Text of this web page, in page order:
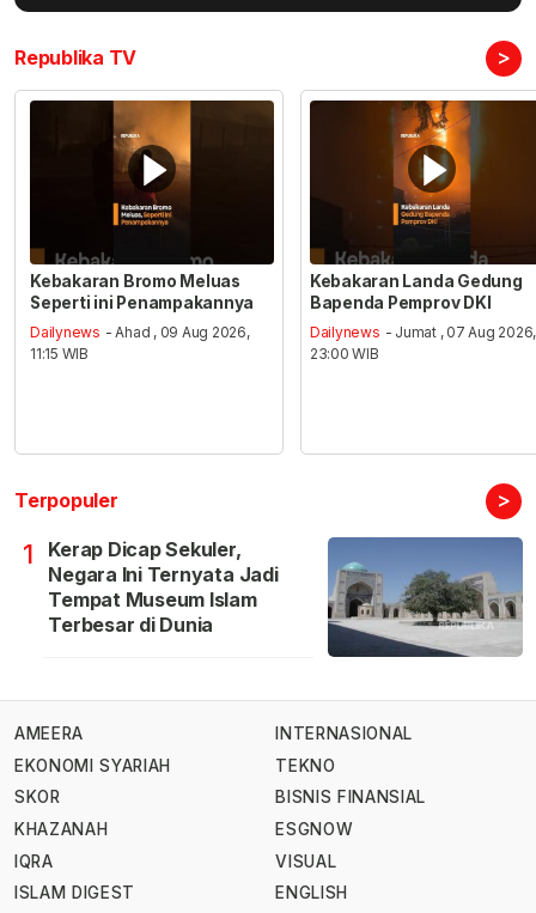
Republika TV >
Kebakaran Bromo Meluas
Seperti ini Penampakannya
Dailynews - Ahad , 09 Aug 2026,
11:15 WIB
Kebakaran Landa Gedung
Bapenda Pemprov DKI
Dailynews - Jumat , 07 Aug 2026,
23:00 WIB
Terpopuler >
1
Kerap Dicap Sekuler,
Negara Ini Ternyata Jadi
Tempat Museum Islam
Terbesar di Dunia
AMEERA
EKONOMI SYARIAH
SKOR
KHAZANAH
IQRA
ISLAM DIGEST
INTERNASIONAL
TEKNO
BISNIS FINANSIAL
ESGNOW
VISUAL
ENGLISH